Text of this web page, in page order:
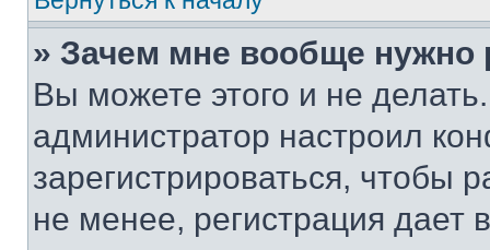
» Зачем мне вообще нужно
Вы можете этого и не
администратор настроил
зарегистрироваться, чтобы
не менее, регистрация